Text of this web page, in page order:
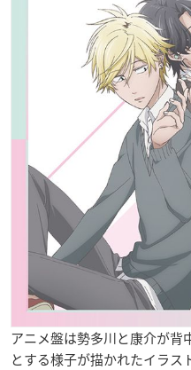
アニメ盤は勢多川と康介が背
とする様子が描かれたイラス